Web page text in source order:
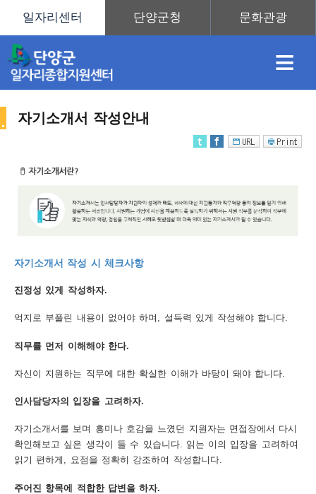
≡
자기소개서 작성안내
자기소개서 작성 시 체크사항
진정성 있게 작성하자.
억지로 부풀린 내용이 없어야 하며, 설득력 있게 작성해야 합니다.
직무를 먼저 이해해야 한다.
자신이 지원하는 직무에 대한 확실한 이해가 바탕이 돼야 합니다.
인사담당자의 입장을 고려하자.
자기소개서를 보며 흥미나 호감을 느꼈던 지원자는 면접장에서 다시
확인해보고 싶은 생각이 들 수 있습니다. 읽는 이의 입장을 고려하여
읽기 편하게, 요점을 정확히 강조하여 작성합니다.
주어진 항목에 적합한 답변을 하자.
업
도
우